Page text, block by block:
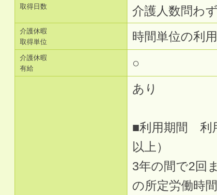
取得日数
介護人数問わ
介護休暇
取得単位
時間単位の利用
介護休暇
有給
○
あり
■利用期間 利
以上）
3年の間で2回
の所定労働時